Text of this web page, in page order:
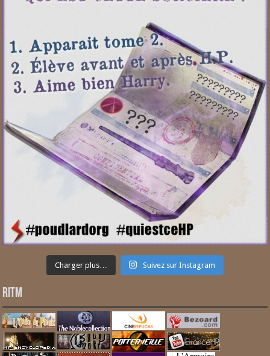
Charger plus… Suivez sur Instagram
RITM